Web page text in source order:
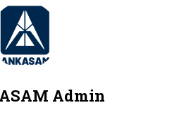
Admin